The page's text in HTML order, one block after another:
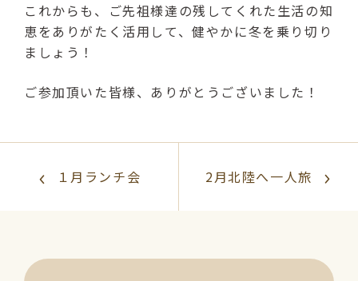
これからも、ご先祖様達の残してくれた生活の知
恵をありがたく活用して、健やかに冬を乗り切り
ましょう！
ご参加頂いた皆様、ありがとうございました！
１月ランチ会 2月北陸へ一人旅